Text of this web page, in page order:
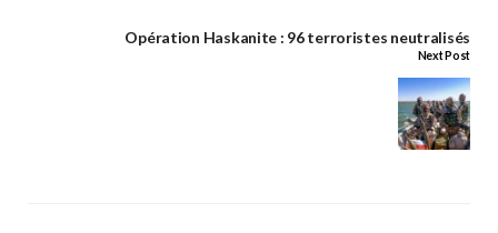
Opération Haskanite : 96 terroristes neutralisés
Next Post